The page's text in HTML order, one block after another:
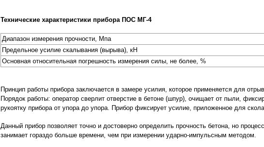
Технические характеристики прибора ПОС МГ-4
Диапазон измерения прочности, Мпа
Предельное усилие скалывания (вырыва), кН
Основная относительная погрешность измерения силы, не более, %
Принцип работы прибора заключается в замере усилия, которое применяется для
Порядок работы: оператор сверлит отверстие в бетоне (шпур), очищает от пыли,
рукоятку прибора от упора до упора. Прибор фиксирует усилие, приложенное для
Данный прибор позволяет точно и достоверно определить прочность бетона, но
занимает гораздо больше времени, чем при измерении ударно-импульсным методом.